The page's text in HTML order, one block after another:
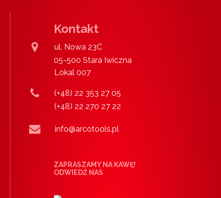
Kontakt
ul. Nowa 23C
05-500 Stara Iwiczna
Lokal 007
(+48) 22 353 27 05
(+48) 22 270 27 22
info@arcotools.pl
ZAPRASZAMY NA KAWĘ!
ODWIEDŹ NAS